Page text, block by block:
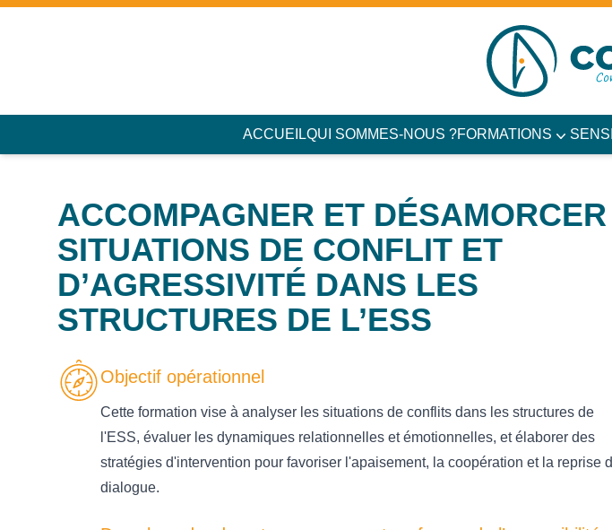
Accès au contenu
ACCUEILQUI SOMMES-NOUS ?FORMATIONS
ACCOMPAGNER ET
SITUATIONS DE CONFLIT ET
D’AGRESSIVITÉ DANS LES
STRUCTURES DE L’ESS
Objectif opérationnel
Cette formation vise à analyser les situations de conflits dans les structures de
l'ESS, évaluer les dynamiques relationnelles et émotionnelles, et élaborer des
stratégies d'intervention pour favoriser l'apaisement, la coopération et la reprise
dialogue.
Panneau de gestion des cookies